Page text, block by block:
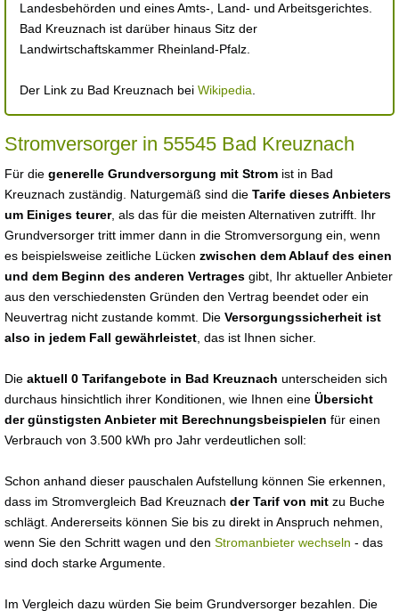
Landesbehörden und eines Amts-, Land- und Arbeitsgerichtes.
Bad Kreuznach ist darüber hinaus Sitz der
Landwirtschaftskammer Rheinland-Pfalz.
Der Link zu Bad Kreuznach bei Wikipedia
Stromversorger in 55545 Bad Kreuznach
Für die generelle Grundversorgung mit Strom ist in Bad
Kreuznach zuständig. Naturgemäß sind die Tarife dieses Anbieters
um Einiges teurer, als das für die meisten Alternativen zutrifft. Ihr
Grundversorger tritt immer dann in die Stromversorgung ein, wenn
es beispielsweise zeitliche Lücken zwischen dem Ablauf des einen
und dem Beginn des anderen Vertrages gibt, Ihr aktueller Anbieter
aus den verschiedensten Gründen den Vertrag beendet oder ein
Neuvertrag nicht zustande kommt. Die Versorgungssicherheit ist
also in jedem Fall gewährleistet , das ist Ihnen sicher.
Die aktuell 0 Tarifangebote in Bad Kreuznach unterscheiden sich
durchaus hinsichtlich ihrer Konditionen, wie Ihnen eine Übersicht
der günstigsten Anbieter mit Berechnungsbeispielen für einen
Verbrauch von 3.500 kWh pro Jahr verdeutlichen soll:
Schon anhand dieser pauschalen Aufstellung können Sie erkennen,
dass im Stromvergleich Bad Kreuznach der Tarif von mit zu Buche
schlägt. Andererseits können Sie bis zu direkt in Anspruch nehmen,
wenn Sie den Schritt wagen und den Stromanbieter wechseln - das
sind doch starke Argumente.
Im Vergleich dazu würden Sie beim Grundversorger bezahlen. Die